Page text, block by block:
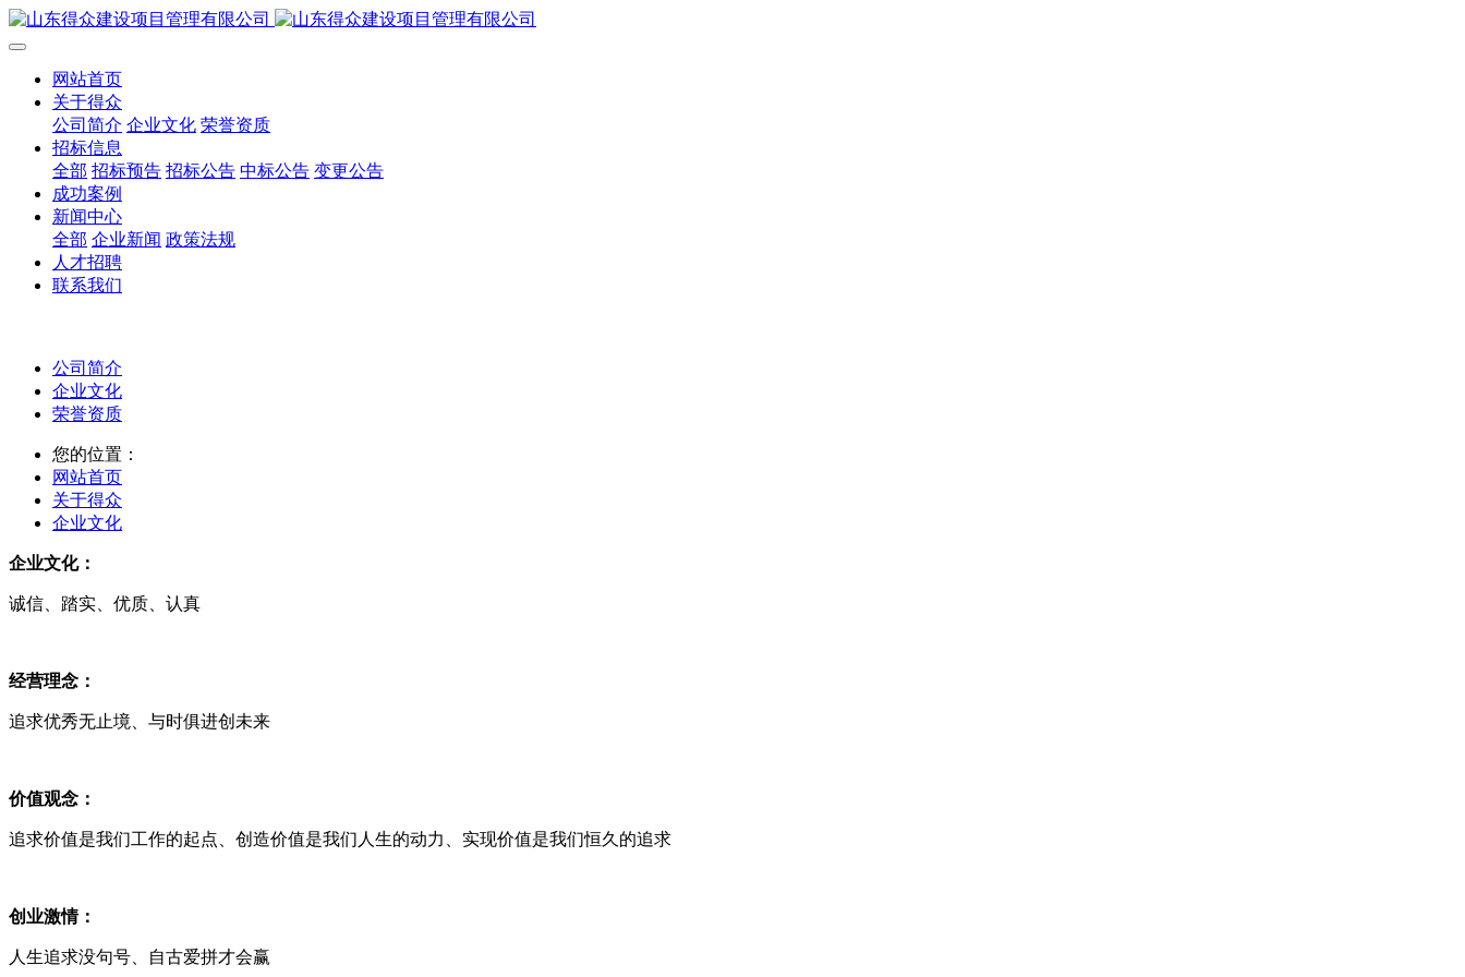
网站首页
关于得众
公司简介 企业文化 荣誉资质
招标信息
全部 招标预告 招标公告 中标公告 变更公告
成功案例
新闻中心
全部 企业新闻 政策法规
人才招聘
联系我们
公司简介
企业文化
荣誉资质
您的位置：
网站首页
关于得众
企业文化
企业文化：
诚信、踏实、优质、认真
经营理念：
追求优秀无止境、与时俱进创未来
价值观念：
追求价值是我们工作的起点、创造价值是我们人生的动力、实现价值是我们恒久的追求
创业激情：
人生追求没句号、自古爱拼才会赢